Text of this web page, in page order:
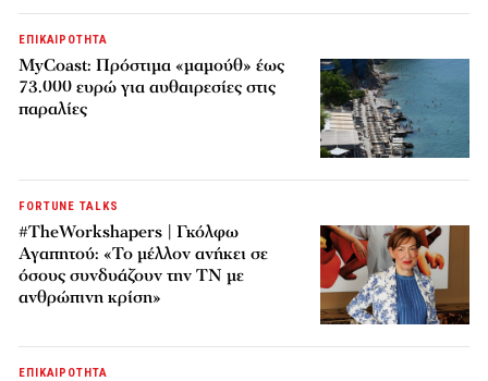
ΕΠΙΚΑΙΡΟΤΗΤΑ
MyCoast: Πρόστιμα «μαμούθ» έως
73.000 ευρώ για αυθαιρεσίες στις
παραλίες
FORTUNE TALKS
#TheWorkshapers | Γκόλφω
Αγαπητού: «Το μέλλον ανήκει σε
όσους συνδυάζουν την ΤΝ με
ανθρώπινη κρίση»
ΕΠΙΚΑΙΡΟΤΗΤΑ